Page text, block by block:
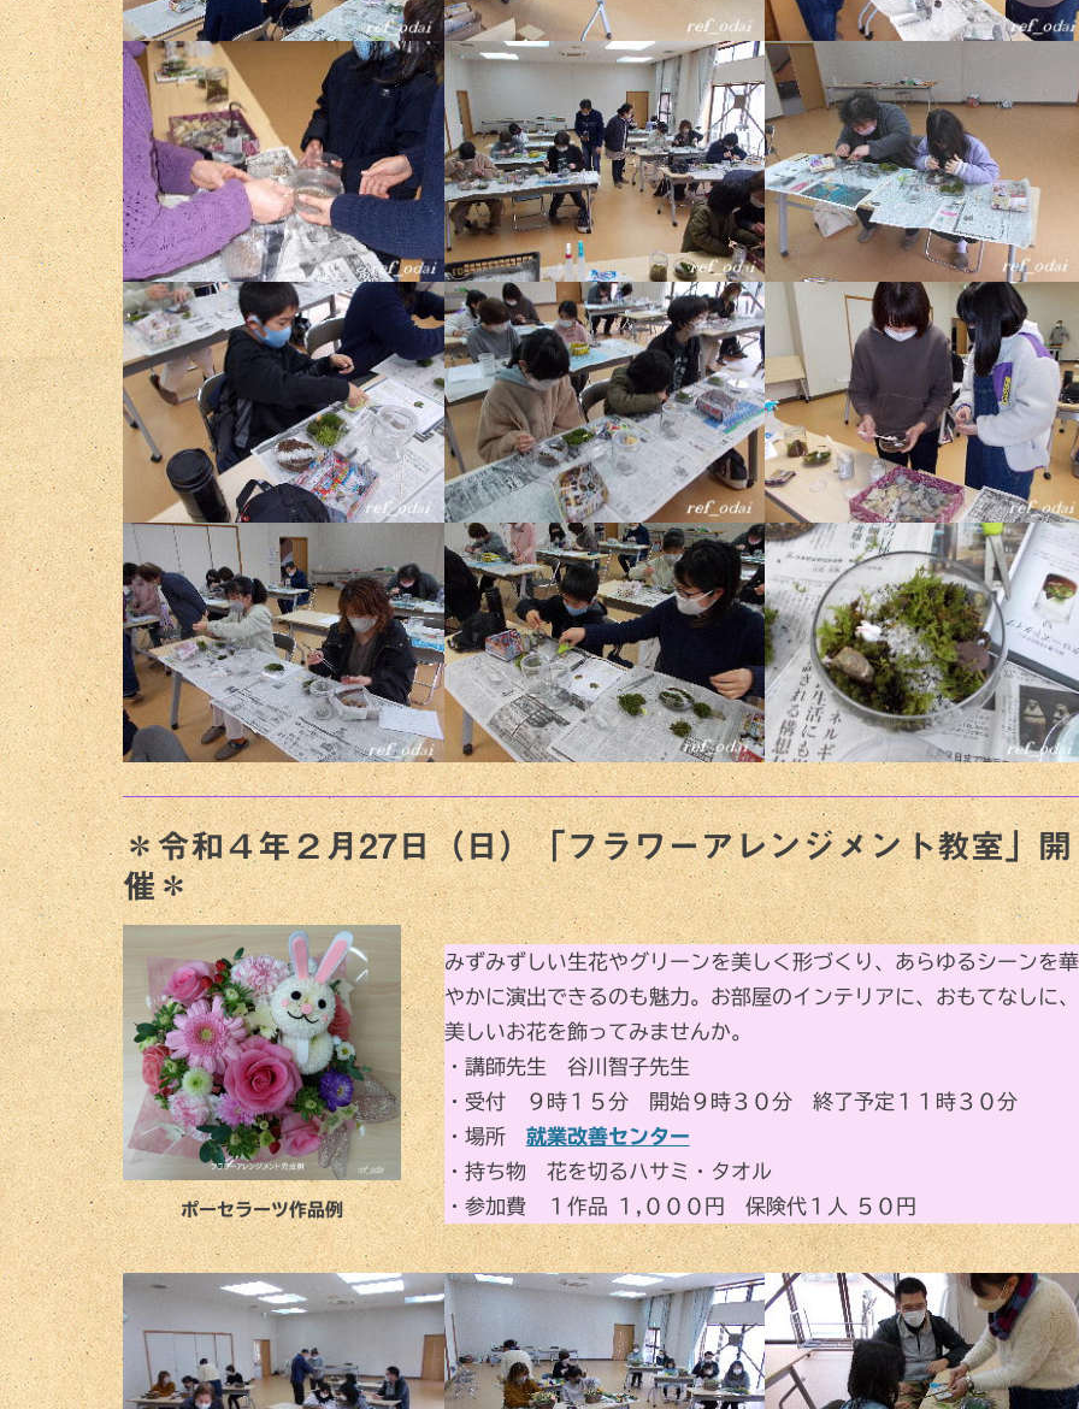
＊令和４年２月27日（日）「フラワーアレンジメント教室」開
催＊
ポーセラーツ作品例
みずみずしい生花やグリーンを美しく形づくり、あらゆるシーンを華
やかに演出できるのも魅力。お部屋のインテリアに、おもてなしに、
美しいお花を飾ってみませんか。
・講師先生 谷川智子先生
・受付 ９時１５分 開始９時３０分 終了予定１１時３０分
・場所 就業改善センター
・持ち物 花を切るハサミ・タオル
・参加費 １作品 １,０００円 保険代１人 ５０円